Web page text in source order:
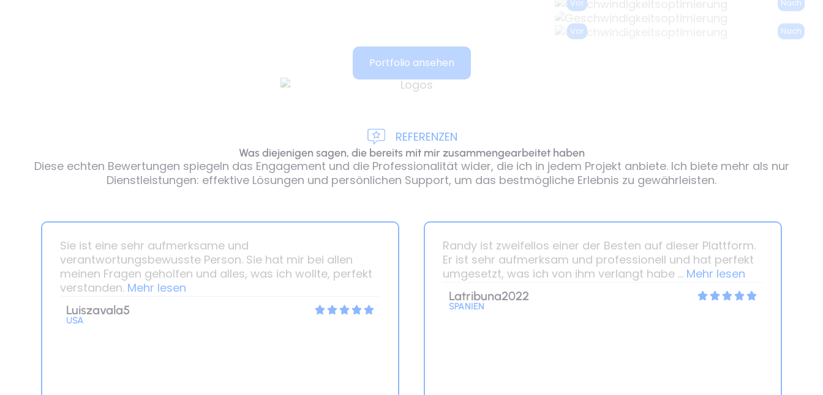
Portfolio ansehen
REFERENZEN
Was diejenigen sagen, die bereits mit mir zusammengearbeitet haben
Diese echten Bewertungen spiegeln das Engagement und die Professionalität wider, die ich in jedem Projekt anbiete. Ich biete mehr als nur
Dienstleistungen: effektive Lösungen und persönlichen Support, um das bestmögliche Erlebnis zu gewährleisten.
Sie ist eine sehr aufmerksame und
verantwortungsbewusste Person. Sie hat mir bei allen
meinen Fragen geholfen und alles, was ich wollte, perfekt
verstanden. Mehr lesen
Luiszavala5
USA
Randy ist zweifellos einer der Besten auf dieser Plattform.
Er ist sehr aufmerksam und professionell und hat perfekt
umgesetzt, was ich von ihm verlangt habe ... Mehr lesen
Latribuna2022
SPANIEN